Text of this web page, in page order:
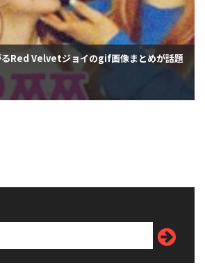
るRed Velvetジョイのgif画像まとめが話題